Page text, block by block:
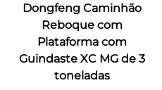
Dongfeng Caminhão
Reboque com
Plataforma com
Guindaste XC MG de 3
toneladas